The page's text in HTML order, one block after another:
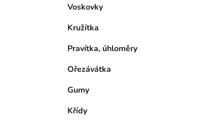
Voskovky
Kružítka
Pravítka, úhloměry
Ořezávátka
Gumy
Křídy